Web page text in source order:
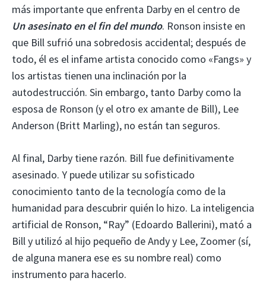
más importante que enfrenta Darby en el centro de
Un asesinato en el fin del mundo. Ronson insiste en
que Bill sufrió una sobredosis accidental; después de
todo, él es el infame artista conocido como «Fangs» y
los artistas tienen una inclinación por la
autodestrucción. Sin embargo, tanto Darby como la
esposa de Ronson (y el otro ex amante de Bill), Lee
Anderson (Britt Marling), no están tan seguros.
Al final, Darby tiene razón. Bill fue definitivamente
asesinado. Y puede utilizar su sofisticado
conocimiento tanto de la tecnología como de la
humanidad para descubrir quién lo hizo. La inteligencia
artificial de Ronson, “Ray” (Edoardo Ballerini), mató a
Bill y utilizó al hijo pequeño de Andy y Lee, Zoomer (sí,
de alguna manera ese es su nombre real) como
instrumento para hacerlo.